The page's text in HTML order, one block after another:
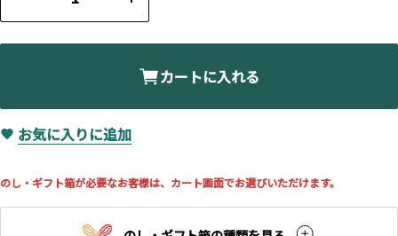
カートに入れる
お気に入りに追加
のし・ギフト箱が必要なお客様は、カート画面でお選びいただけます。